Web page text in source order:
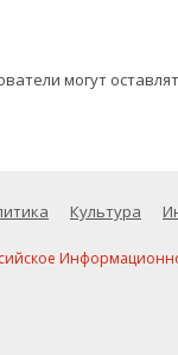
могут
Культура